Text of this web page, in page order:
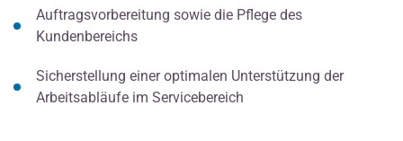
Auftragsvorbereitung sowie die Pflege des
Kundenbereichs
Sicherstellung einer optimalen Unterstützung der
Arbeitsabläufe im Servicebereich